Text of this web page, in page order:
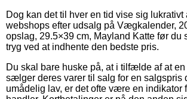
Dog kan det til hver en tid vise sig lukrativt
webshops efter udsalg på Vægkalender,
opslag, 29.5×39 cm, Mayland Katte før du
tryg ved at indhente den bedste pris.
Du skal bare huske på, at i tilfælde af at
sælger deres varer til salg for en salgspris
umådelig lav, er det ofte være en indikator